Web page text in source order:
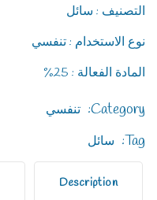
التصنيف : سائل
نوع الاستخدام : تنفسي
المادة الفعالة : 25%
Category: تنفسي
Tag: سائل
Description